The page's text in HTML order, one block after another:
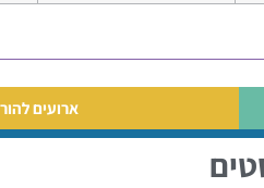
ארועים